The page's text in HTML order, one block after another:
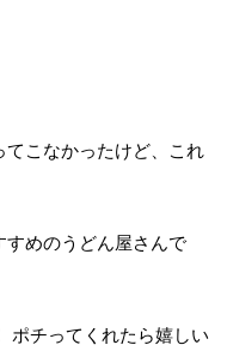
こなかったけど、これ
めのうどん屋さんで
ポチってくれたら嬉しい